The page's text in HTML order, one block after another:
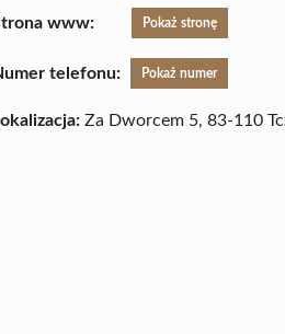
www: Pokaż stronę
telefonu: Pokaż numer
Za Dworcem 5, 83-110